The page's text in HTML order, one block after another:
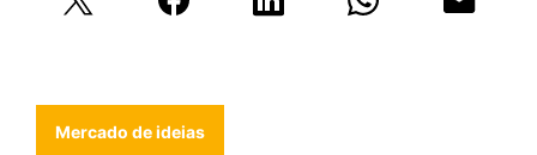
Mercado de ideias